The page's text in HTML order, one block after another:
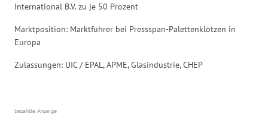
International B.V. zu je 50 Prozent
Marktposition: Marktführer bei Pressspan-Palettenklötzen in
Europa
Zulassungen: UIC / EPAL, APME, Glasindustrie, CHEP
bezahlte Anzeige